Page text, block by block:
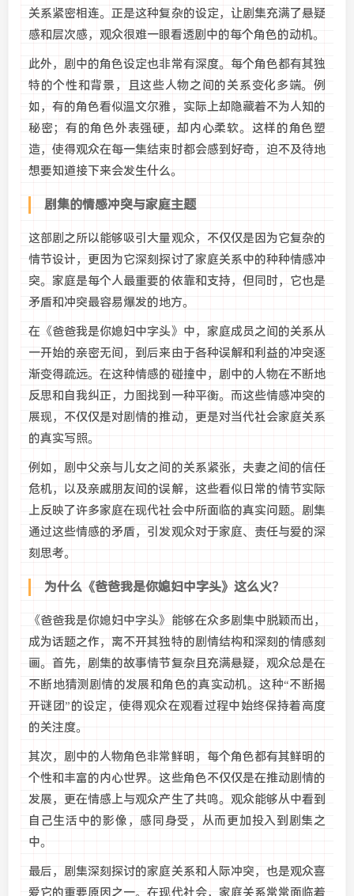
关系紧密相连。正是这种复杂的设定，让剧集充满了悬疑
感和层次感，观众很难一眼看透剧中的每个角色的动机。
此外，剧中的角色设定也非常有深度。每个角色都有其独
特的个性和背景，且这些人物之间的关系变化多端。例
如，有的角色看似温文尔雅，实际上却隐藏着不为人知的
秘密；有的角色外表强硬，却内心柔软。这样的角色塑
造，使得观众在每一集结束时都会感到好奇，迫不及待地
想要知道接下来会发生什么。
剧集的情感冲突与家庭主题
这部剧之所以能够吸引大量观众，不仅仅是因为它复杂的
情节设计，更因为它深刻探讨了家庭关系中的种种情感冲
突。家庭是每个人最重要的依靠和支持，但同时，它也是
矛盾和冲突最容易爆发的地方。
在《爸爸我是你媳妇中字头》中，家庭成员之间的关系从
一开始的亲密无间，到后来由于各种误解和利益的冲突逐
渐变得疏远。在这种情感的碰撞中，剧中的人物在不断地
反思和自我纠正，力图找到一种平衡。而这些情感冲突的
展现，不仅仅是对剧情的推动，更是对当代社会家庭关系
的真实写照。
例如，剧中父亲与儿女之间的关系紧张，夫妻之间的信任
危机，以及亲戚朋友间的误解，这些看似日常的情节实际
上反映了许多家庭在现代社会中所面临的真实问题。剧集
通过这些情感的矛盾，引发观众对于家庭、责任与爱的深
刻思考。
为什么《爸爸我是你媳妇中字头》这么火？
《爸爸我是你媳妇中字头》能够在众多剧集中脱颖而出，
成为话题之作，离不开其独特的剧情结构和深刻的情感刻
画。首先，剧集的故事情节复杂且充满悬疑，观众总是在
不断地猜测剧情的发展和角色的真实动机。这种“不断揭
开谜团”的设定，使得观众在观看过程中始终保持着高度
的关注度。
其次，剧中的人物角色非常鲜明，每个角色都有其鲜明的
个性和丰富的内心世界。这些角色不仅仅是在推动剧情的
发展，更在情感上与观众产生了共鸣。观众能够从中看到
自己生活中的影像，感同身受，从而更加投入到剧集之
中。
最后，剧集深刻探讨的家庭关系和人际冲突，也是观众喜
爱它的重要原因之一。在现代社会，家庭关系常常面临着